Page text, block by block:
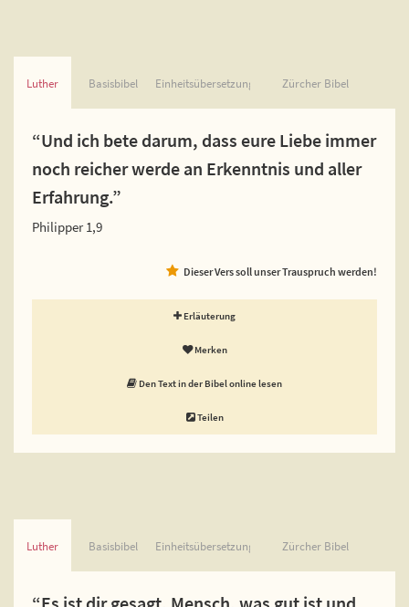
Luther Basisbibel Einheitsübersetzung Zürcher Bibel
“Und ich bete darum, dass eure Liebe immer
noch reicher werde an Erkenntnis und aller
Erfahrung.”
Philipper 1,9
Dieser Vers soll unser Trauspruch werden!
Erläuterung
Merken
Den Text in der Bibel online lesen
Teilen
Luther Basisbibel Einheitsübersetzung Zürcher Bibel